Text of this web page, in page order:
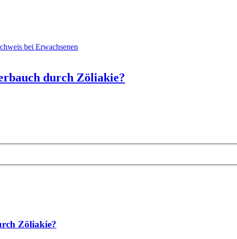
bei Erwachsenen
durch Zöliakie?
Zöliakie?